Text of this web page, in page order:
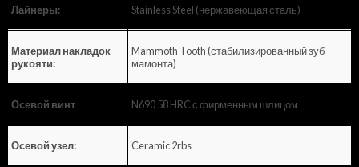
Лайнеры: Stainless Steel (нержавеющая сталь)
Материал накладок
рукояти:
Mammoth Tooth (стабилизированный зуб
мамонта)
Осевой винт N690 58 HRC с фирменным шлицом
Осевой узел: Ceramic 2rbs